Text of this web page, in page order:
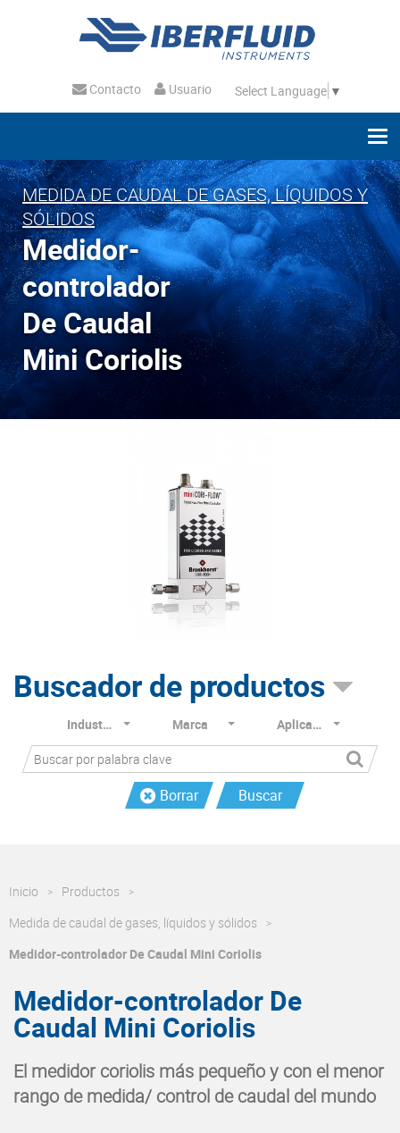
Contacto Usuario Select Language ▼
MEDIDA DE CAUDAL DE GASES, LÍQUIDOS Y
SÓLIDOS
Medidor-
controlador
De Caudal
Mini Coriolis
Buscador de productos
Industria Marca Aplicación
Borrar Buscar
Inicio
Productos
Medida de caudal de gases, líquidos y sólidos
Medidor-controlador De Caudal Mini Coriolis
Medidor-controlador De
Caudal Mini Coriolis
El medidor coriolis más pequeño y con el menor
rango de medida/ control de caudal del mundo